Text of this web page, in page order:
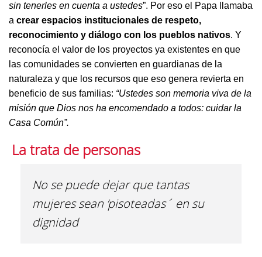
sin tenerles en cuenta a ustedes”. Por eso el Papa llamaba
a crear espacios institucionales de respeto,
reconocimiento y diálogo con los pueblos nativos. Y
reconocía el valor de los proyectos ya existentes en que
las comunidades se convierten en guardianas de la
naturaleza y que los recursos que eso genera revierta en
beneficio de sus familias: “Ustedes son memoria viva de la
misión que Dios nos ha encomendado a todos: cuidar la
Casa Común”.
La trata de personas
No se puede dejar que tantas
mujeres sean ‘pisoteadas´ en su
dignidad